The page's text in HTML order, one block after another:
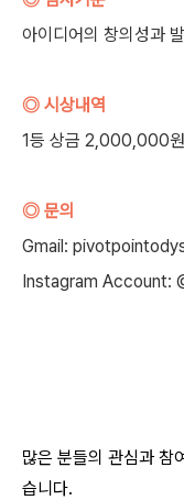
아이디어의 창의성과
◎ 시상내역
1등 상금 2,000,000
◎ 문의
Gmail:
Instagram Account:
많은 분들의 관심과 참
습니다.